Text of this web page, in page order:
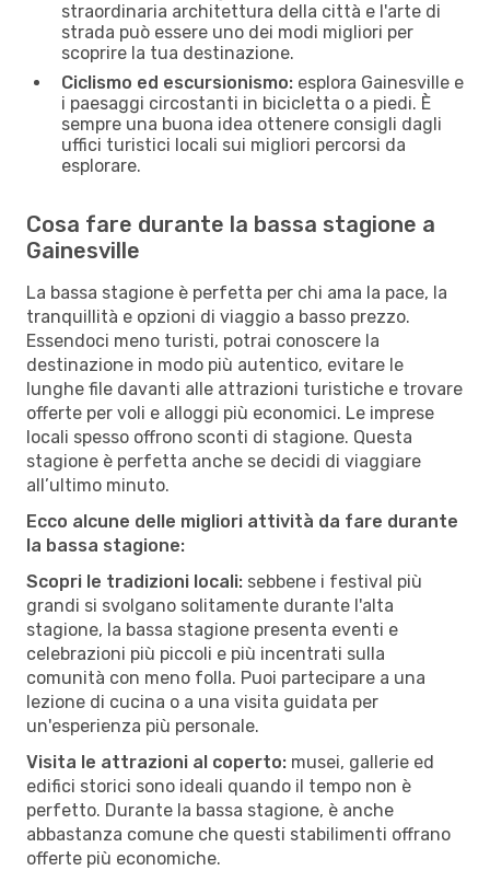
straordinaria architettura della città e l'arte di
strada può essere uno dei modi migliori per
scoprire la tua destinazione.
Ciclismo ed escursionismo: esplora Gainesville e
i paesaggi circostanti in bicicletta o a piedi. È
sempre una buona idea ottenere consigli dagli
uffici turistici locali sui migliori percorsi da
esplorare.
Cosa fare durante la bassa stagione a
Gainesville
La bassa stagione è perfetta per chi ama la pace, la
tranquillità e opzioni di viaggio a basso prezzo.
Essendoci meno turisti, potrai conoscere la
destinazione in modo più autentico, evitare le
lunghe file davanti alle attrazioni turistiche e trovare
offerte per voli e alloggi più economici. Le imprese
locali spesso offrono sconti di stagione. Questa
stagione è perfetta anche se decidi di viaggiare
all’ultimo minuto.
Ecco alcune delle migliori attività da fare durante
la bassa stagione:
Scopri le tradizioni locali: sebbene i festival più
grandi si svolgano solitamente durante l'alta
stagione, la bassa stagione presenta eventi e
celebrazioni più piccoli e più incentrati sulla
comunità con meno folla. Puoi partecipare a una
lezione di cucina o a una visita guidata per
un'esperienza più personale.
Visita le attrazioni al coperto: musei, gallerie ed
edifici storici sono ideali quando il tempo non è
perfetto. Durante la bassa stagione, è anche
abbastanza comune che questi stabilimenti offrano
offerte più economiche.